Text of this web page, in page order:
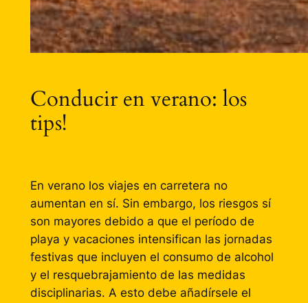
Conducir en verano: los
tips!
En verano los viajes en carretera no
aumentan en sí. Sin embargo, los riesgos sí
son mayores debido a que el período de
playa y vacaciones intensifican las jornadas
festivas que incluyen el consumo de alcohol
y el resquebrajamiento de las medidas
disciplinarias. A esto debe añadírsele el